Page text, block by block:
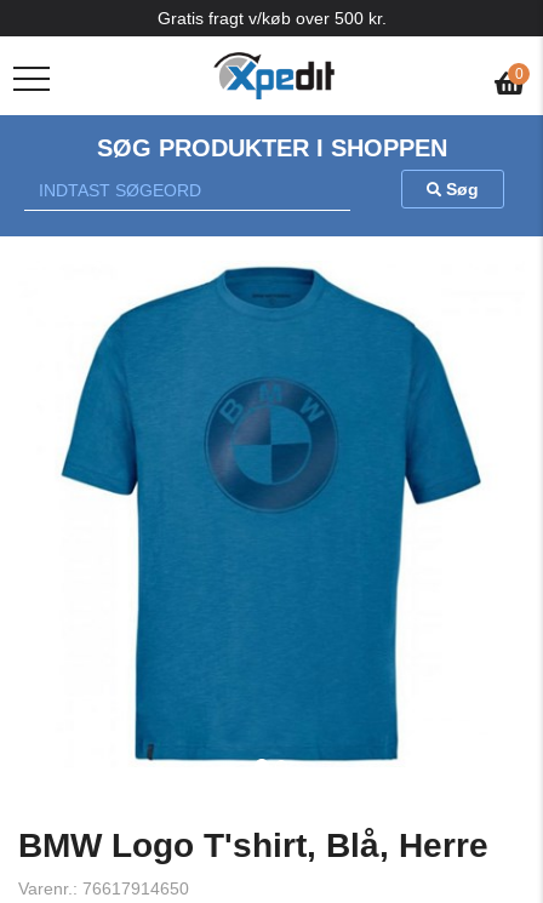
0
Gratis fragt v/køb over 500 kr.
SØG PRODUKTER I SHOPPEN
Søg
Previous
BMW Logo T'shirt, Blå, Herre
Varenr.: 76617914650